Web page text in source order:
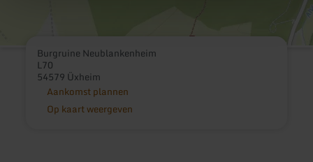
Burgruine Neublankenheim
L70
54579 Üxheim
Aankomst plannen
Op kaart weergeven